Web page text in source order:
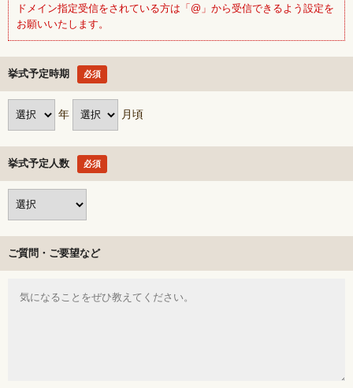
ドメイン指定受信をされている方は「@」から受信できるよう設定を
お願いいたします。
挙式予定時期 必須
年 月頃
挙式予定人数 必須
ご質問・ご要望など